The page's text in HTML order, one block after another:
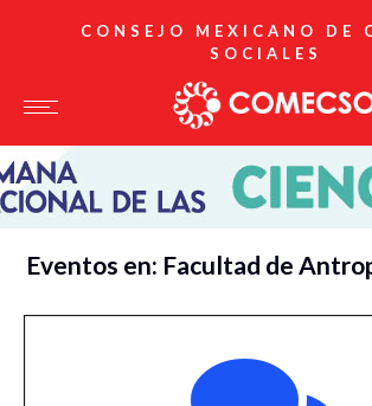
CONSEJO MEXICANO DE
SOCIALES
Eventos en: Facultad de